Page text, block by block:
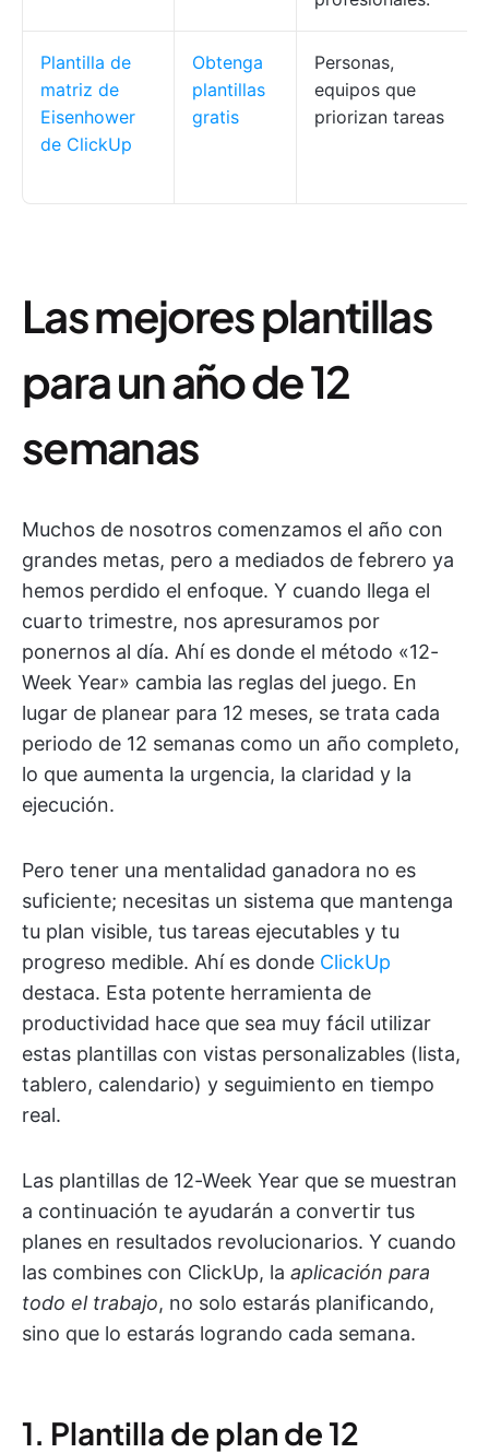
Plantilla de
matriz de
Eisenhower
de ClickUp
Obtenga
plantillas
gratis
Personas,
equipos que
priorizan tareas
Las mejores plantillas
para un año de 12
semanas
Muchos de nosotros comenzamos el año con
grandes metas, pero a mediados de febrero ya
hemos perdido el enfoque. Y cuando llega el
cuarto trimestre, nos apresuramos por
ponernos al día. Ahí es donde el método «12-
Week Year» cambia las reglas del juego. En
lugar de planear para 12 meses, se trata cada
periodo de 12 semanas como un año completo,
lo que aumenta la urgencia, la claridad y la
ejecución.
Pero tener una mentalidad ganadora no es
suficiente; necesitas un sistema que mantenga
tu plan visible, tus tareas ejecutables y tu
progreso medible. Ahí es donde ClickUp
destaca. Esta potente herramienta de
productividad hace que sea muy fácil utilizar
estas plantillas con vistas personalizables (lista,
tablero, calendario) y seguimiento en tiempo
real.
Las plantillas de 12-Week Year que se muestran
a continuación te ayudarán a convertir tus
planes en resultados revolucionarios. Y cuando
las combines con ClickUp, la aplicación para
todo el trabajo, no solo estarás planificando,
sino que lo estarás logrando cada semana.
1. Plantilla de plan de 12